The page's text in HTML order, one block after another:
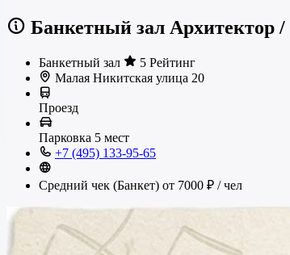
Банкетный зал Архитектор /
Банкетный зал
5 Рейтинг
Малая Никитская улица 20
Проезд
Парковка 5 мест
+7 (495) 133-95-65
Средний чек (Банкет) от 7000 ₽ / чел